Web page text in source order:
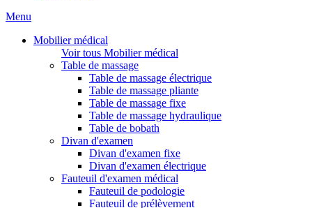
Menu
Mobilier médical
Voir tous Mobilier médical
Table de massage
Table de massage électrique
Table de massage pliante
Table de massage fixe
Table de massage hydraulique
Table de bobath
Divan d'examen
Divan d'examen fixe
Divan d'examen électrique
Fauteuil d'examen médical
Fauteuil de podologie
Fauteuil de prélèvement